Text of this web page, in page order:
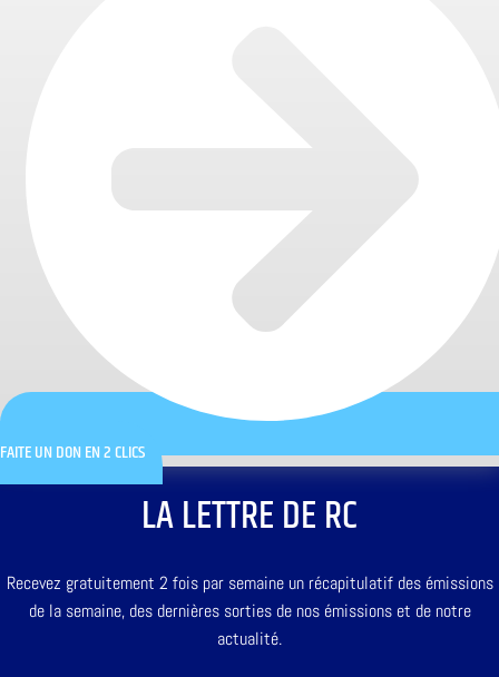
FAITE UN DON EN 2 CLICS
LA LETTRE DE RC
Recevez gratuitement 2 fois par semaine un récapitulatif des émissions
de la semaine, des dernières sorties de nos émissions et de notre
actualité.